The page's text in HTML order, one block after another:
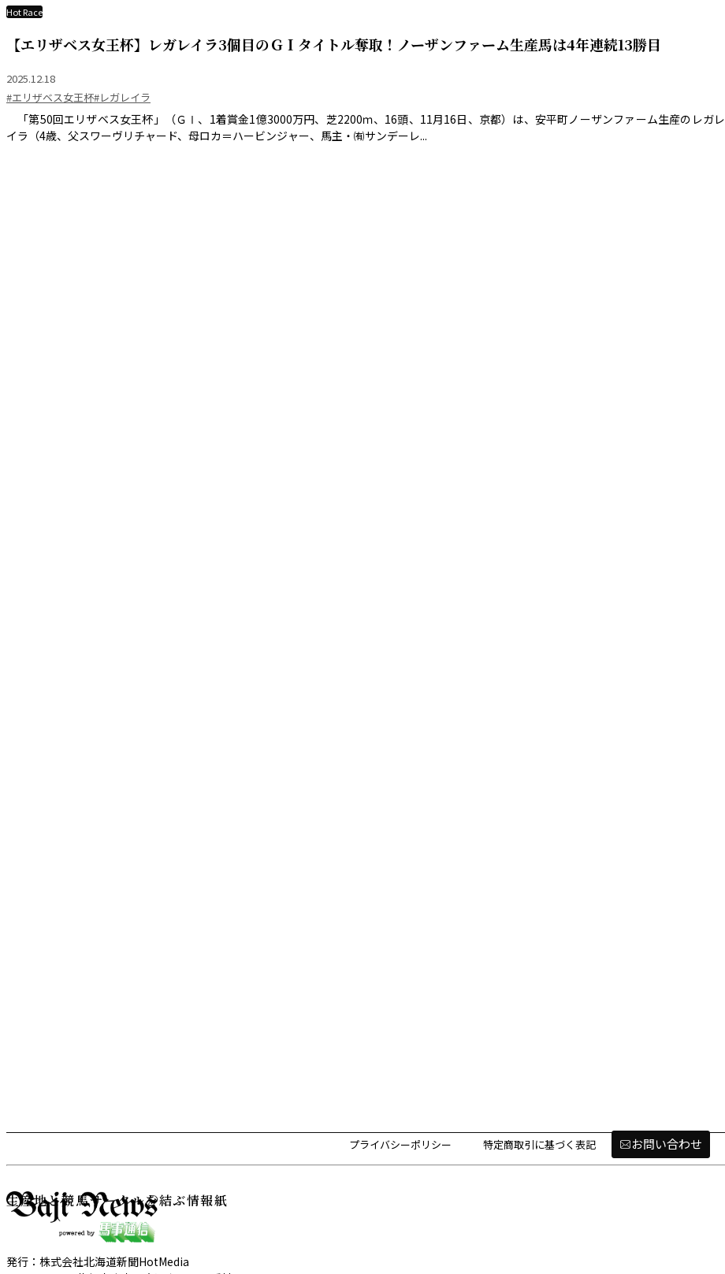
Hot Race
【エリザベス女王杯】レガレイラ3個目のＧＩタイトル奪取！ノーザンファーム生産馬は4年連続13勝目
2025.12.18
#エリザベス女王杯#レガレイラ
「第50回エリザベス女王杯」（ＧⅠ、1着賞金1億3000万円、芝2200ｍ、16頭、11月16日、京都）は、安平町ノーザンファーム生産のレガレ
イラ（4歳、父スワーヴリチャード、母ロカ＝ハービンジャー、馬主・㈲サンデーレ...
プライバシーポリシー
特定商取引に基づく表記 お問い合わせ
生産地と競馬サークルを結ぶ情報紙
発行：株式会社北海道新聞HotMedia